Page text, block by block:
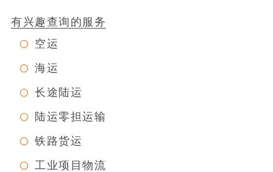
有兴趣查询的服务
空运
海运
长途陆运
陆运零担运输
铁路货运
工业项目物流